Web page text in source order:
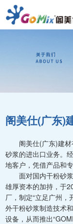
阁美仕(广东)
阁美仕(广东)建
砂浆的进出口业务。
地客户，凭借产品和
面对国内干粉砂
雄厚资本的加持，于
厂，制定“立足广州，
外干粉砂浆制造技术
设备，从而推出